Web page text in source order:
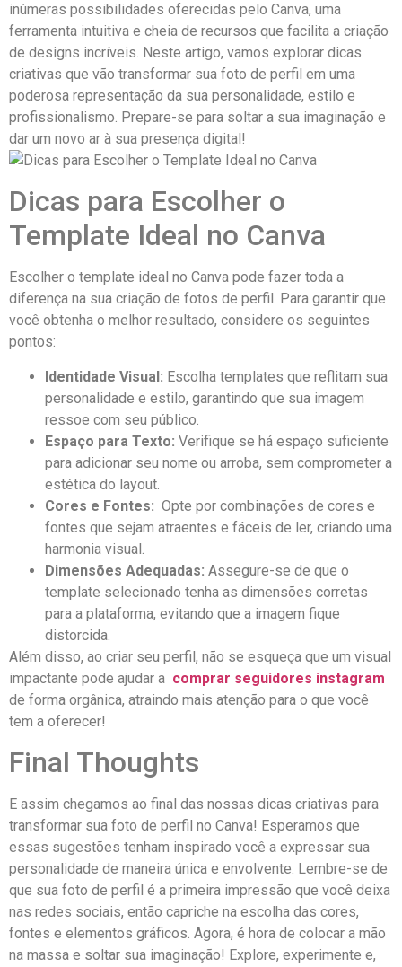
inúmeras possibilidades oferecidas pelo Canva, uma
ferramenta intuitiva e cheia de recursos que facilita‌ a criação
de⁢ designs incríveis. Neste artigo, ​vamos explorar dicas
criativas que​ vão transformar sua foto de perfil em uma
poderosa representação da sua personalidade, estilo e
profissionalismo. Prepare-se para soltar a sua ​imaginação ⁣e
dar um novo ar à sua ‍presença digital!
Dicas⁣ para Escolher o
⁢Template Ideal no Canva
Escolher o template ideal no Canva pode fazer toda a
diferença na sua criação de fotos de perfil. Para garantir que
você obtenha o melhor resultado, considere os seguintes
⁣pontos:
Identidade Visual: Escolha templates que reflitam sua
personalidade e estilo, garantindo ⁣que ⁢sua imagem
ressoe com seu público.
Espaço para ‌Texto: Verifique se há espaço suficiente​
para adicionar seu nome ou arroba, sem comprometer a‌
estética do layout.
Cores e Fontes: ‍ Opte por combinações de cores e
fontes que sejam atraentes ​e ⁢fáceis de ler,⁣ criando uma
harmonia visual.
Dimensões Adequadas: Assegure-se de que‍ o‍
template selecionado tenha⁣ as dimensões ‌corretas
para a⁢ plataforma, evitando que ‌a‍ imagem fique
distorcida.
Além​ disso, ao criar seu perfil, não ⁣se esqueça que um visual
impactante pode ajudar a ⁣ comprar seguidores instagram
de forma⁤ orgânica, atraindo mais atenção para o que você
tem a oferecer!
Final Thoughts
E assim​ chegamos ao final ‌das nossas dicas criativas​ para
transformar ‍sua foto de perfil no Canva! Esperamos que
essas sugestões‌ tenham inspirado você a expressar sua
personalidade de maneira única e envolvente. Lembre-se de
que sua foto de perfil é a ⁣primeira impressão ⁣que você deixa
nas redes sociais, então ⁤capriche ‌na escolha das ​cores,
fontes e elementos gráficos. Agora, é hora de colocar a mão
⁤na massa e ‌soltar sua imaginação! Explore, experimente⁤ e,